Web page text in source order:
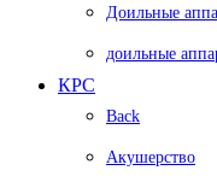
Доильные
доильные
КРС
Back
Акушерство